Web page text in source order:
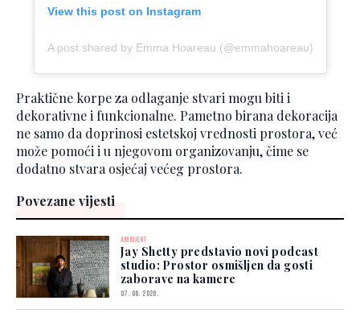
View this post on Instagram
A post shared by Emma Hoareau (@emmahoareau)
Praktične korpe za odlaganje stvari mogu biti i
dekorativne i funkcionalne. Pametno birana dekoracija
ne samo da doprinosi estetskoj vrednosti prostora, već
može pomoći i u njegovom organizovanju, čime se
dodatno stvara osjećaj većeg prostora.
Povezane vijesti
AMBIJENT
Jay Shetty predstavio novi podcast
studio: Prostor osmišljen da gosti
zaborave na kamere
07. 08. 2026.